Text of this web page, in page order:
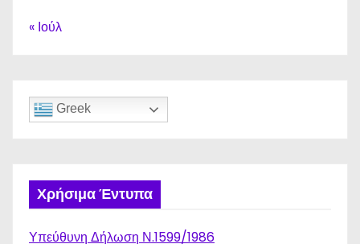
« Ιούλ
Greek
Χρήσιμα Έντυπα
Υπεύθυνη Δήλωση Ν.1599/1986